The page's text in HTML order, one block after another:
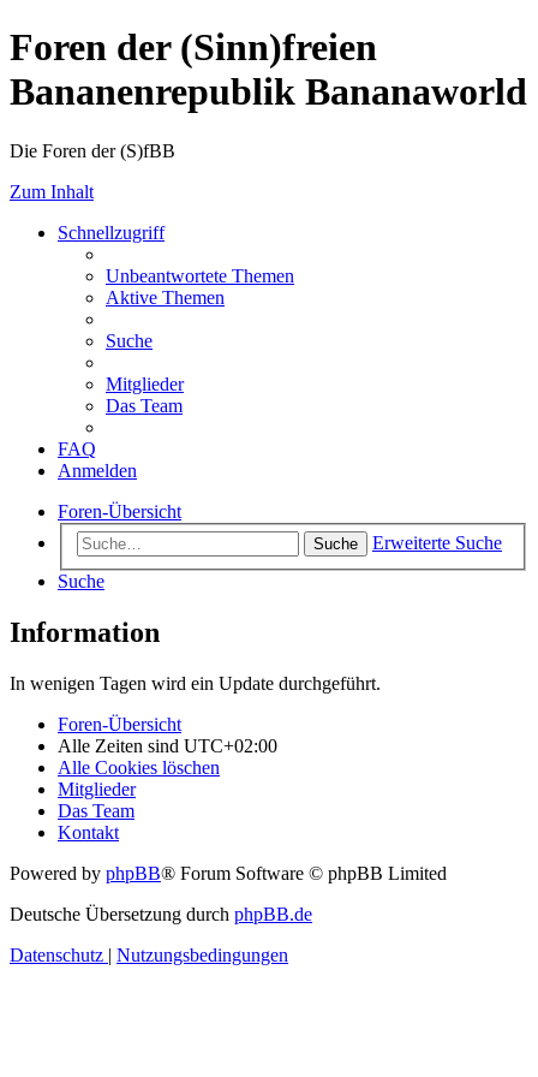
Foren der (Sinn)freien
Bananenrepublik Bananaworld
Die Foren der (S)fBB
Zum Inhalt
Schnellzugriff
Unbeantwortete Themen
Aktive Themen
Suche
Mitglieder
Das Team
FAQ
Anmelden
Foren-Übersicht
Suche
Erweiterte Suche
Suche
Information
In wenigen Tagen wird ein Update durchgeführt.
Foren-Übersicht
Alle Zeiten sind UTC+02:00
Alle Cookies löschen
Mitglieder
Das Team
Kontakt
Powered by phpBB® Forum Software © phpBB Limited
Deutsche Übersetzung durch phpBB.de
Datenschutz | Nutzungsbedingungen